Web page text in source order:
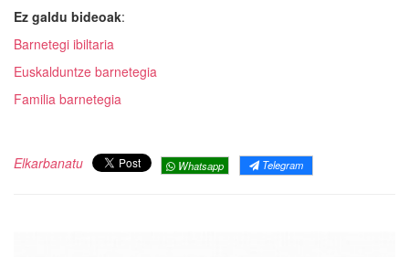
Ez galdu bideoak:
Barnetegi ibiltaria
Euskalduntze barnetegia
Familia barnetegia
Elkarbanatu Whatsapp Telegram